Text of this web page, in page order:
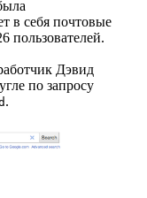
в себя почтовые
пользователей.
Дэвид
по запросу
.